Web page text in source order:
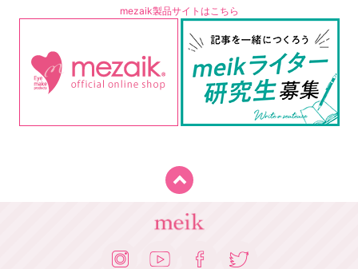
mezaik製品サイトはこちら